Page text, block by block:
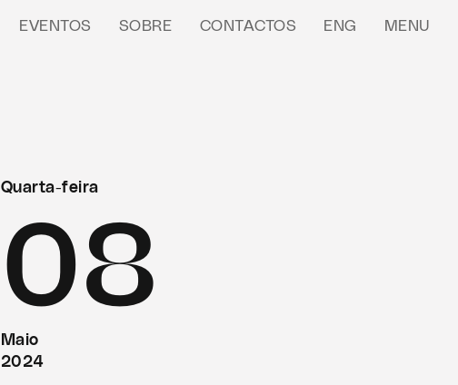
EVENTOS SOBRE CONTACTOS ENG MENU
Quarta-feira
08
Maio
2024